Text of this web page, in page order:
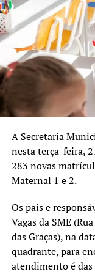
A Secretaria
nesta terça-feira,
283 novas
Maternal 1 e 2.
Os pais e
Vagas da SME
das Graças), na
quadrante, para
atendimento é das